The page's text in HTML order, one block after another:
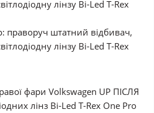
праворуч штатний відбивач,
лінзу Bi-Led T-Rex